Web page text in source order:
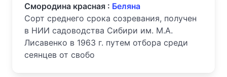
Смородина красная : Беляна
Сорт среднего срока созревания, получен
в НИИ садоводства Сибири им. М.А.
Лисавенко в 1963 г. путем отбора среди
сеянцев от свобо